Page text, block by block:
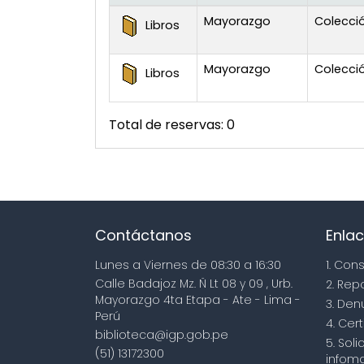
Existencias
Libros Mayorazgo
Libros Mayorazgo
Total de reservas: 0
Contáctanos
Lunes a Viernes de 08:30 a 16:30
Calle Badajoz Mz. Ñ Lt 08 y 09 , Urb.
Mayorazgo 4ta Etapa - Ate - Lima -
Perú
biblioteca@igp.gob.pe
(51) 13172300
1.
2.
3.
4.
5.